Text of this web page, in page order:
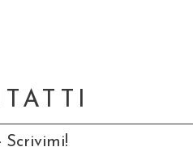
Scrivimi!